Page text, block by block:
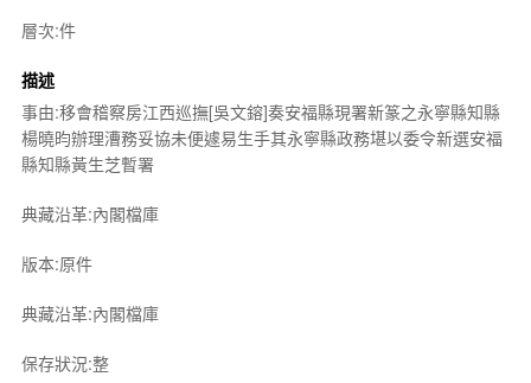
層次:件
描述
事由:移會稽察房江西巡撫[吳文鎔]奏安福縣現署新篆之永寧縣知縣
楊曉昀辦理漕務妥協未便遽易生手其永寧縣政務堪以委令新選安福
縣知縣黃生芝暫署
典藏沿革:內閣檔庫
版本:原件
典藏沿革:內閣檔庫
保存狀況:整